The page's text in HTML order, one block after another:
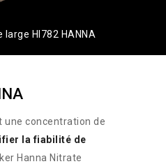
HI782 HANNA
une concentration de
la fiabilité de
Hanna Nitrate